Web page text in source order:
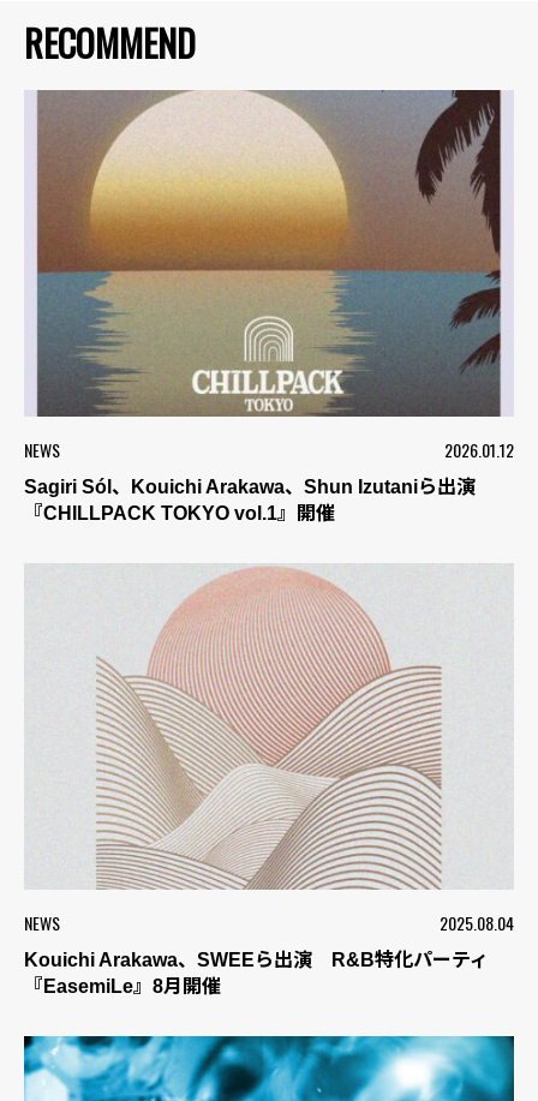
RECOMMEND
NEWS 2026.01.12
Sagiri Sól、Kouichi Arakawa、Shun Izutaniら出演
『CHILLPACK TOKYO vol.1』開催
NEWS 2025.08.04
Kouichi Arakawa、SWEEら出演 R&B特化パーティ
『EasemiLe』8月開催